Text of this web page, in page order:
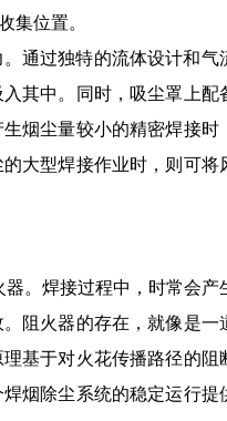
位置。
通过独特的流体设计和气
其中。同时，吸尘罩上配
烟尘量较小的精密焊接时
大型焊接作业时，则可将
。焊接过程中，时常会产
阻火器的存在，就像是一
基于对火花传播路径的阻
烟除尘系统的稳定运行提